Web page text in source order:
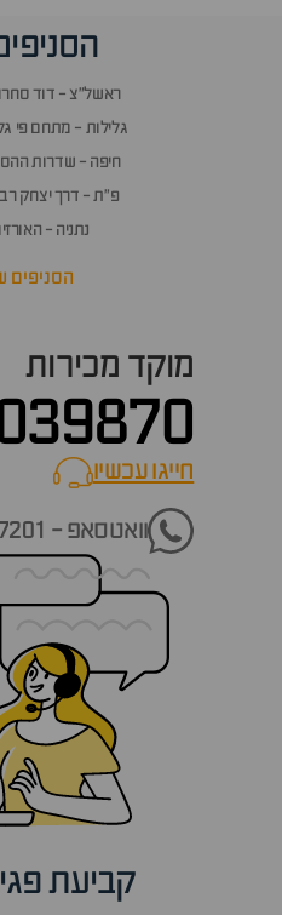
ראשל״צ - דוד סחרוב 7, ראשון
גלילות - מתחם פי
חיפה - שדרות
פ״ת - דרך יצחק רבין 5, פתח
נתניה - האורזים 22,
הסניפים
מוקד מכירות
חייגו עכשיוcall now
וואטסאפ - 054-3887201
קביעת